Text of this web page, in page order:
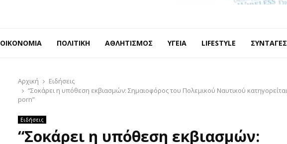
ΟΙΚΟΝΟΜΊΑ ΠΟΛΙΤΙΚΉ ΑΘΛΗΤΙΣΜΌΣ ΥΓΕΊΑ LIFESTYLE ΣΥΝΤΑΓΈΣ
Αρχική
Ειδήσεις
“Σοκάρει η υπόθεση εκβιασμών: Σημαιοφόρος του Πολεμικού Ναυτικού
porn”
Ειδήσεις
“Σοκάρει η υπόθεση εκβιασμών: